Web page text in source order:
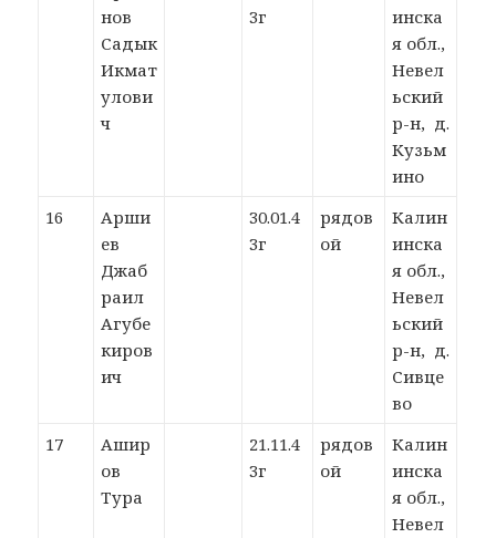
нов
Садык
Икмат
улови
ч
3г
инска
я обл.,
Невел
ьский
р-н, д.
Кузьм
ино
16
Арши
ев
Джаб
раил
Агубе
киров
ич
30.01.4
3г
рядов
ой
Калин
инска
я обл.,
Невел
ьский
р-н, д.
Сивце
во
17
Ашир
ов
Тура
21.11.4
3г
рядов
ой
Калин
инска
я обл.,
Невел